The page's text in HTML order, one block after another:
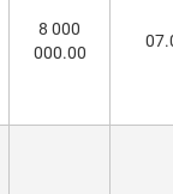
8 000
000.00